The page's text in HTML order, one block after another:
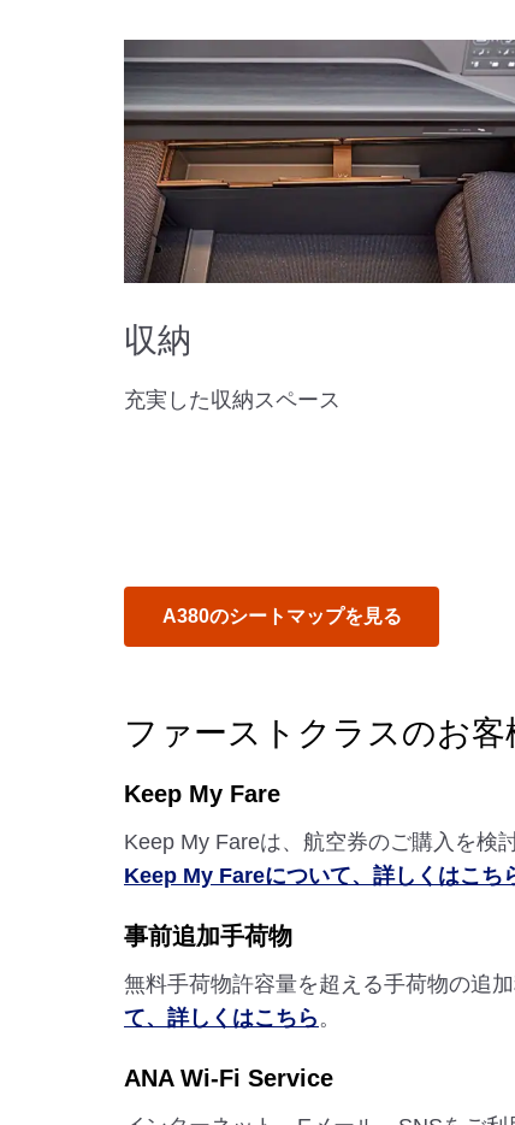
収納
充実した収納スペース
A380のシートマップを見る
ファーストクラスのお
Keep My Fare
Keep My Fareは、航空券のご購入を検
Keep My Fareについて、詳しくはこち
事前追加手荷物
無料手荷物許容量を超える手荷物の追
て、詳しくはこちら 。
ANA Wi-Fi Service